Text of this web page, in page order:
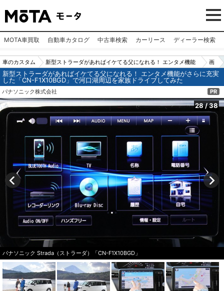
MOTA車買取 自動車カタログ 中古車検索 カーリース ディーラー検索
車のカスタム
パーツ（カー
用品）
新型ストラーダがあればイケてる父になれる！ エンタメ機能
がさらに充実した「CN-F1X10BGD」で河口湖周辺を家族ドラ
イブしてみた
画
像
N
o.2
8
新型ストラーダがあればイケてる父になれる！ エンタメ機能がさらに充実
した「CN-F1X10BGD」で河口湖周辺を家族ドライブしてみた
パナソニック株式会社 PR
28/38
パナソニック Strada（ストラーダ）「CN-F1X10BGD」